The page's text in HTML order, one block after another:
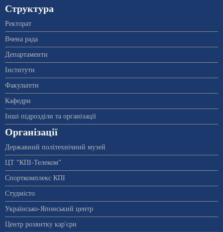
Структура
Ректорат
Вчена рада
Департаменти
Інститути
Факультети
Кафедри
Інші підрозділи та організації
Організації
Державний політехнічний музей
ЦТ “КПІ-Телеком”
Спорткомплекс КПІ
Студмісто
Українсько-Японський центр
Центр розвитку кар'єри